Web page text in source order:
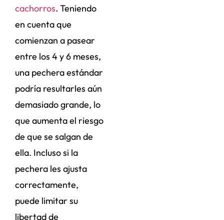
cachorros. Teniendo
en cuenta que
comienzan a pasear
entre los 4 y 6 meses,
una pechera estándar
podría resultarles aún
demasiado grande, lo
que aumenta el riesgo
de que se salgan de
ella. Incluso si la
pechera les ajusta
correctamente,
puede limitar su
libertad de